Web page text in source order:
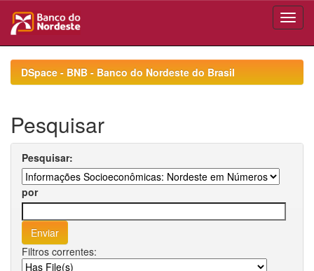
navigationDSpace - BNB - Banco do Nordeste do Brasil
Pesquisar
Pesquisar:
por
Filtros correntes: